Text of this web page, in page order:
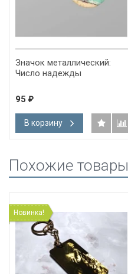
Значок металлический:
Число надежды
95 ₽
В корзину
Похожие товары
Новинка!